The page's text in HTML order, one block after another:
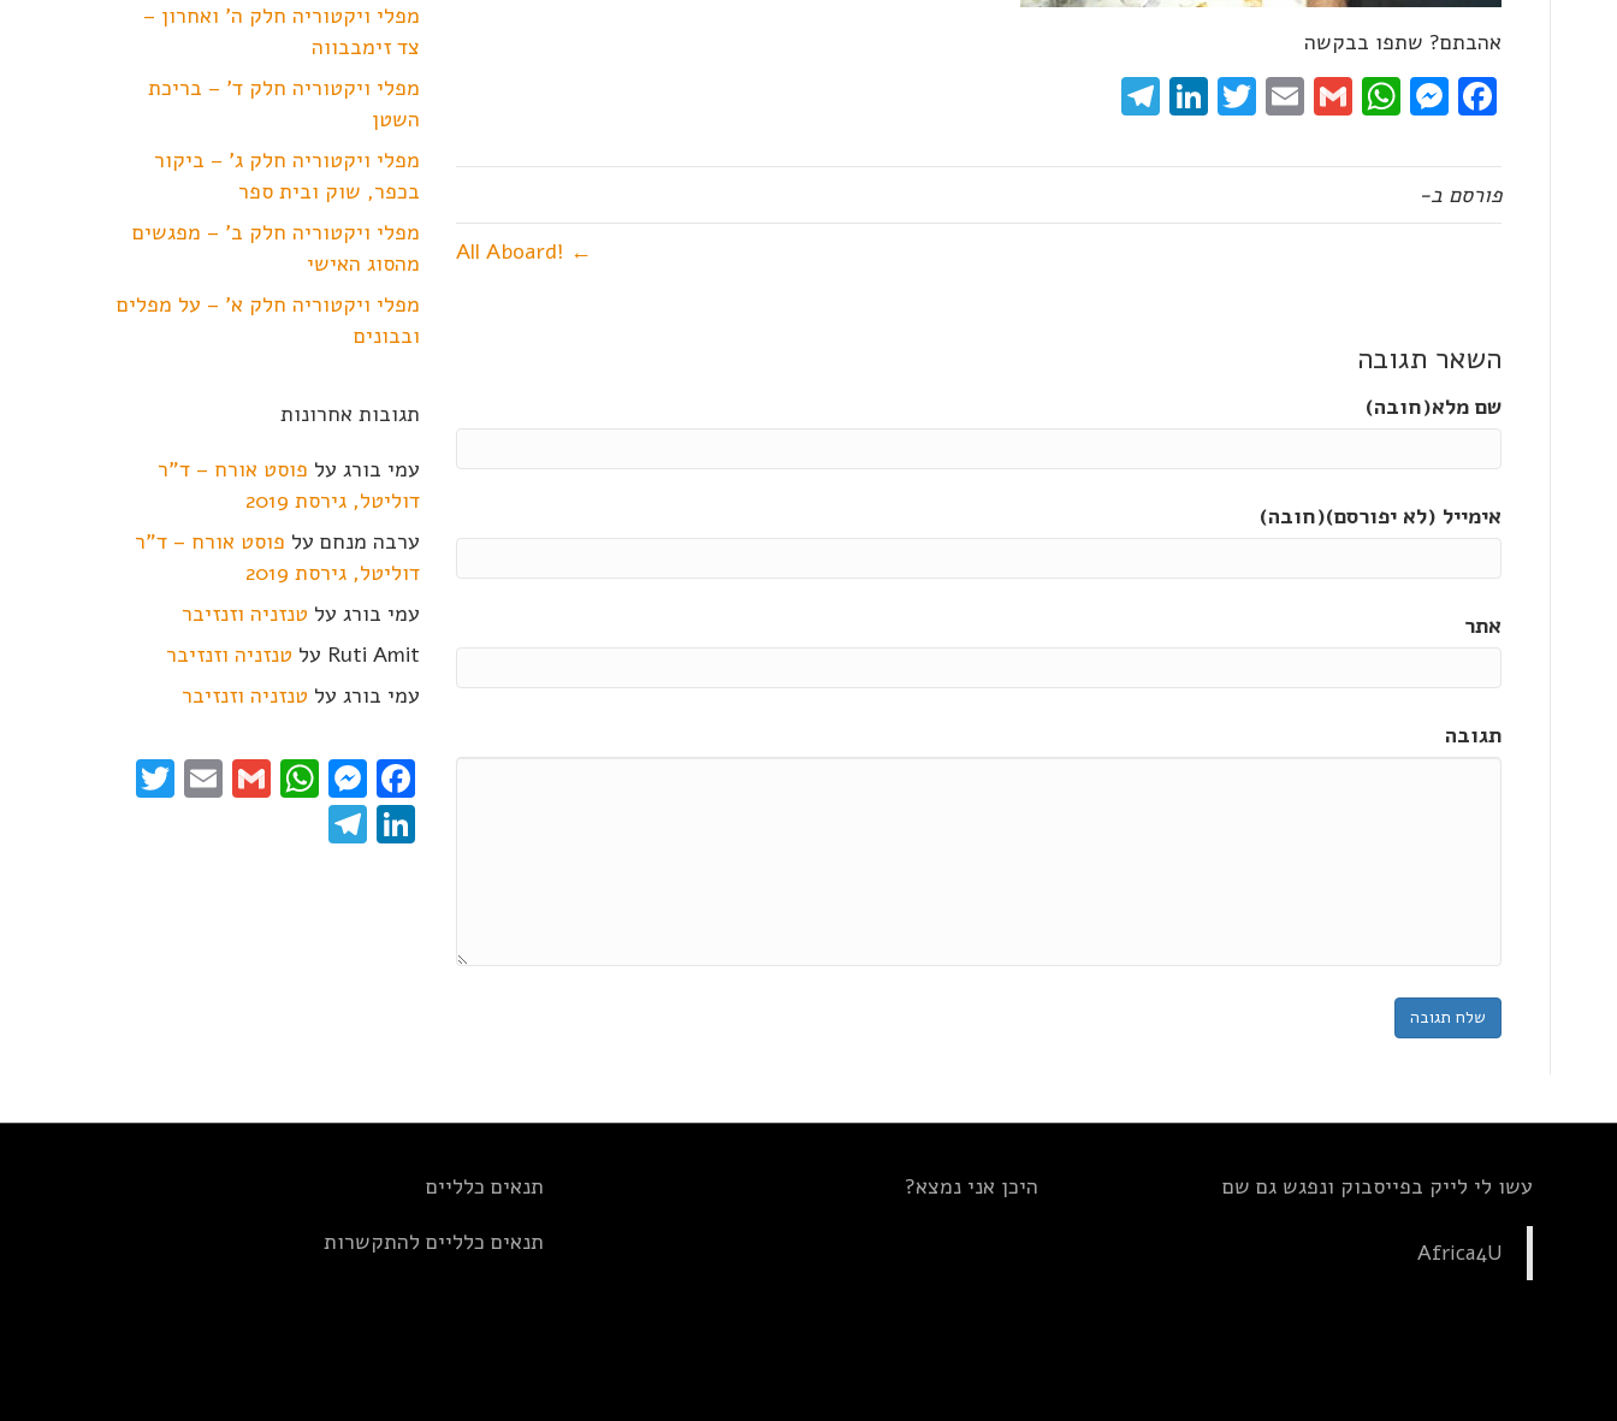
אהבתם? שתפו בבקשה
Facebook
Messenger
WhatsApp
Gmail
Email
Twitter
LinkedIn
פורסם ב-
← !All Aboard
השאר תגובה
שם מלא(חובה)
אימייל (לא יפורסם)(חובה)
אתר
תגובה
מפלי ויקטוריה חלק ה' ואחרון –
צד זימבבווה
מפלי ויקטוריה חלק ד' – בריכת
השטן
מפלי ויקטוריה חלק ג' – ביקור
בכפר, שוק ובית ספר
מפלי ויקטוריה חלק ב' – מפגשים
מהסוג האישי
מפלי ויקטוריה חלק א' – על מפלים
ובבונים
תגובות אחרונות
עמי בורג על פוסט אורח – ד"ר
דוליטל, גירסת 2019
ערבה מנחם על פוסט אורח – ד"ר
דוליטל, גירסת 2019
עמי בורג על טנזניה וזנזיבר
Ruti Amit על טנזניה וזנזיבר
עמי בורג על טנזניה וזנזיבר
Facebook
Messenger
WhatsApp
Gmail
Email
LinkedIn
עשו לי לייק בפייסבוק ונפגש גם שם
Africa4U
היכן אני נמצא?
תנאים כלליים
תנאים כלליים להתקשרות